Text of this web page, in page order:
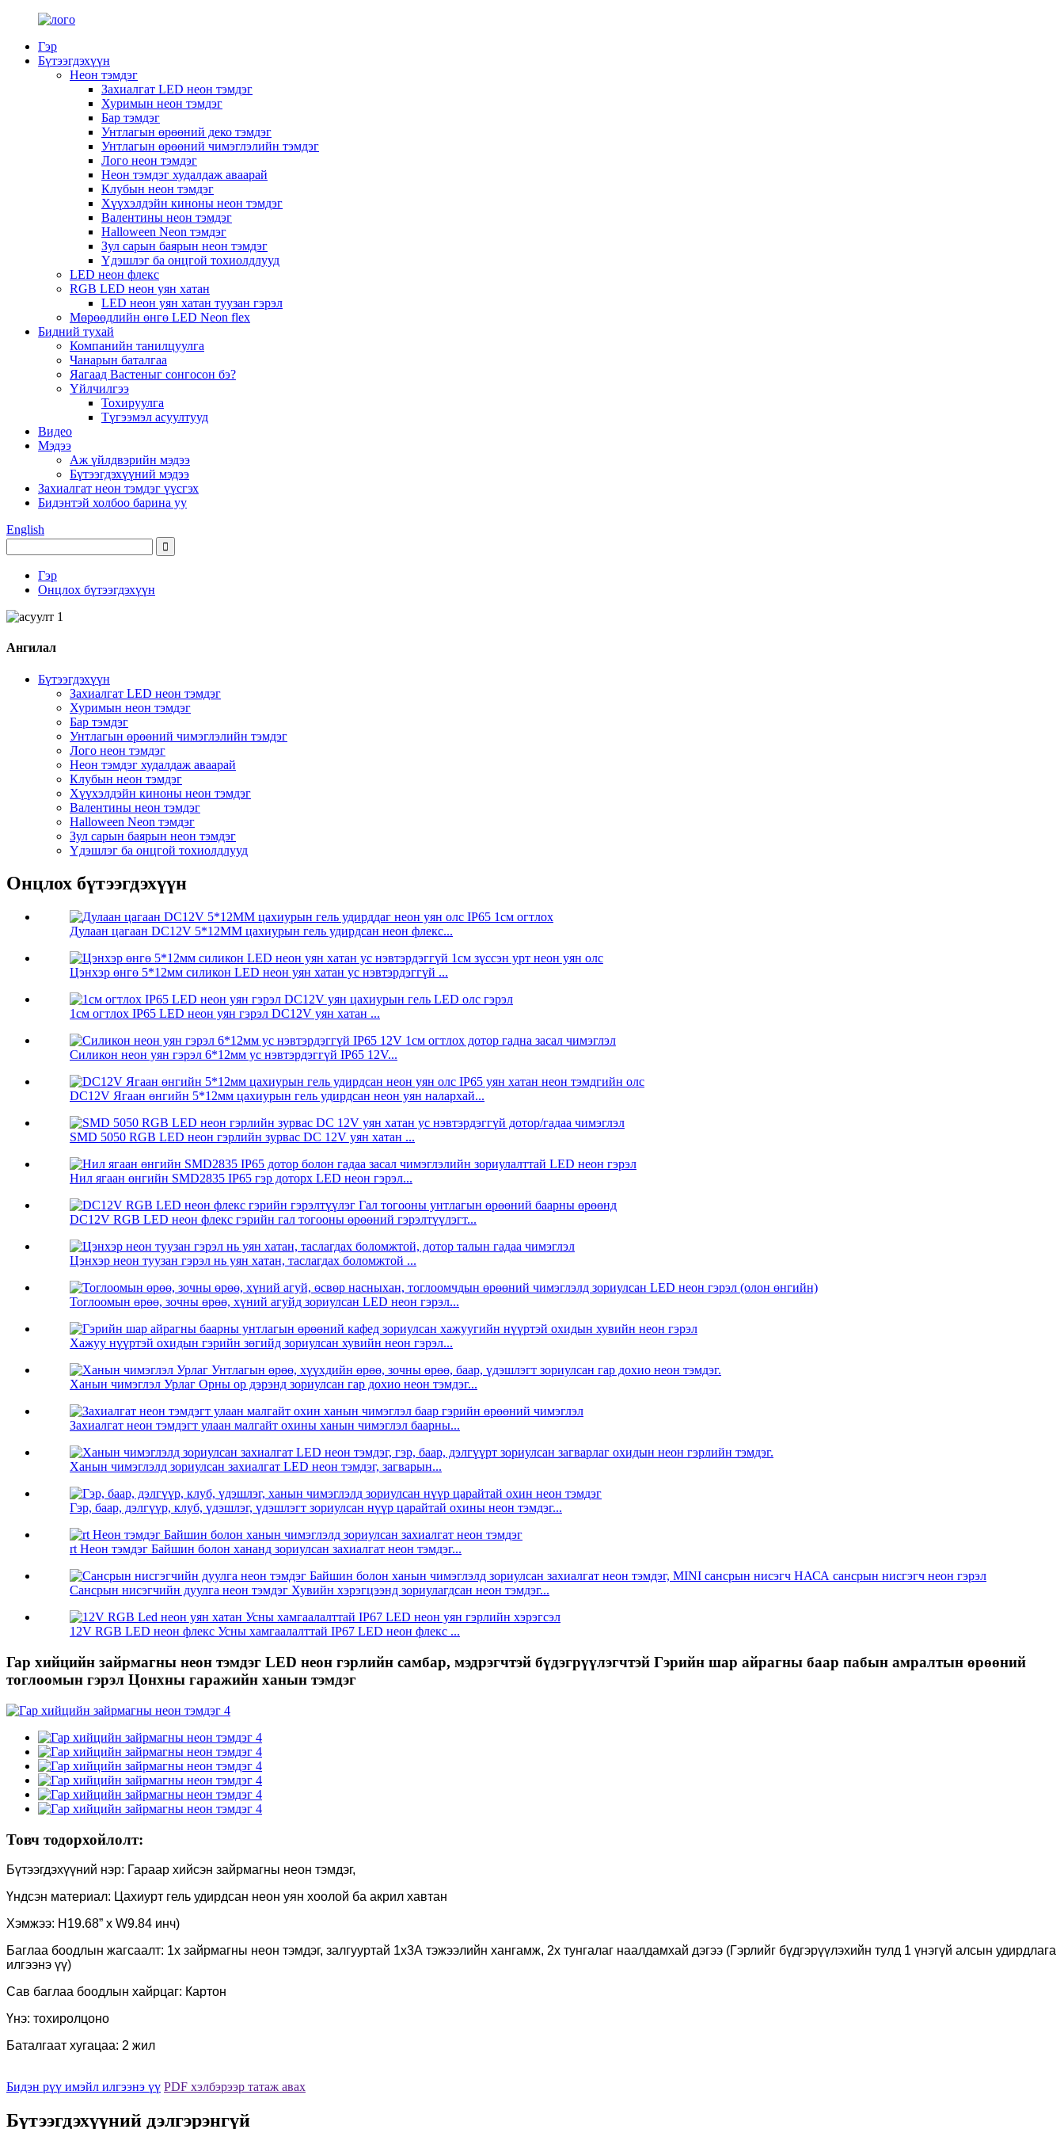
Гэр
Бүтээгдэхүүн
Неон тэмдэг
Захиалгат LED неон тэмдэг
Хуримын неон тэмдэг
Бар тэмдэг
Унтлагын өрөөний деко тэмдэг
Унтлагын өрөөний чимэглэлийн тэмдэг
Лого неон тэмдэг
Неон тэмдэг худалдаж аваарай
Клубын неон тэмдэг
Хүүхэлдэйн киноны неон тэмдэг
Валентины неон тэмдэг
Halloween Neon тэмдэг
Зул сарын баярын неон тэмдэг
Үдэшлэг ба онцгой тохиолдлууд
LED неон флекс
RGB LED неон уян хатан
LED неон уян хатан туузан гэрэл
Мөрөөдлийн өнгө LED Neon flex
Бидний тухай
Компанийн танилцуулга
Чанарын баталгаа
Яагаад Вастеныг сонгосон бэ?
Үйлчилгээ
Тохируулга
Түгээмэл асуултууд
Видео
Мэдээ
Аж үйлдвэрийн мэдээ
Бүтээгдэхүүний мэдээ
Захиалгат неон тэмдэг үүсгэх
Бидэнтэй холбоо барина уу
English
Гэр
Онцлох бүтээгдэхүүн
Ангилал
Бүтээгдэхүүн
Захиалгат LED неон тэмдэг
Хуримын неон тэмдэг
Бар тэмдэг
Унтлагын өрөөний чимэглэлийн тэмдэг
Лого неон тэмдэг
Неон тэмдэг худалдаж аваарай
Клубын неон тэмдэг
Хүүхэлдэйн киноны неон тэмдэг
Валентины неон тэмдэг
Halloween Neon тэмдэг
Зул сарын баярын неон тэмдэг
Үдэшлэг ба онцгой тохиолдлууд
Онцлох бүтээгдэхүүн
Дулаан цагаан DC12V 5*12MM цахиурын гель удирдсан неон флекс...
Цэнхэр өнгө 5*12мм силикон LED неон уян хатан ус нэвтэрдэггүй ...
1см огтлох IP65 LED неон уян гэрэл DC12V уян хатан ...
Силикон неон уян гэрэл 6*12мм ус нэвтэрдэггүй IP65 12V...
DC12V Ягаан өнгийн 5*12мм цахиурын гель удирдсан неон уян налархай...
SMD 5050 RGB LED неон гэрлийн зурвас DC 12V уян хатан ...
Нил ягаан өнгийн SMD2835 IP65 гэр доторх LED неон гэрэл...
DC12V RGB LED неон флекс гэрийн гал тогооны өрөөний гэрэлтүүлэгт...
Цэнхэр неон туузан гэрэл нь уян хатан, таслагдах боломжтой ...
Тоглоомын өрөө, зочны өрөө, хүний ​​агуйд зориулсан LED неон гэрэл...
Хажуу нүүртэй охидын гэрийн зөгийд зориулсан хувийн неон гэрэл...
Ханын чимэглэл Урлаг Орны ор дэрэнд зориулсан гар дохио неон тэмдэг...
Захиалгат неон тэмдэгт улаан малгайт охины ханын чимэглэл баарны...
Ханын чимэглэлд зориулсан захиалгат LED неон тэмдэг, загварын...
Гэр, баар, дэлгүүр, клуб, үдэшлэг, үдэшлэгт зориулсан нүүр царайтай охины неон тэмдэг...
rt Неон тэмдэг Байшин болон хананд зориулсан захиалгат неон тэмдэг...
Сансрын нисэгчийн дуулга неон тэмдэг Хувийн хэрэгцээнд зориулагдсан неон тэмдэг...
12V RGB LED неон флекс Усны хамгаалалттай IP67 LED неон флекс ...
Гар хийцийн зайрмагны неон тэмдэг LED неон гэрлийн самбар, мэдрэгчтэй бүдэгрүүлэгчтэй Гэрийн шар айрагны баар пабын амралтын өрөөний
тоглоомын гэрэл Цонхны гаражийн ханын тэмдэг
Товч тодорхойлолт:
Бүтээгдэхүүний нэр: Гараар хийсэн зайрмагны неон тэмдэг,
Үндсэн материал: Цахиурт гель удирдсан неон уян хоолой ба акрил хавтан
Хэмжээ: H19.68” x W9.84 инч)
Баглаа боодлын жагсаалт: 1х зайрмагны неон тэмдэг, залгууртай 1х3А тэжээлийн хангамж, 2х тунгалаг наалдамхай дэгээ (Гэрлийг бүдгэрүүлэхийн тулд 1 үнэгүй алсын удирдлага
илгээнэ үү)
Сав баглаа боодлын хайрцаг: Картон
Үнэ: тохиролцоно
Баталгаат хугацаа: 2 жил
Бидэн рүү имэйл илгээнэ үү PDF хэлбэрээр татаж авах
Бүтээгдэхүүний дэлгэрэнгүй